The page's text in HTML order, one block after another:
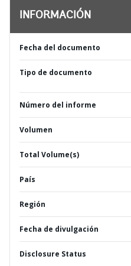
INFORMACIÓN
Fecha del documento
Tipo de documento
Número del informe
Volumen
Total Volume(s)
País
Región
Fecha de divulgación
Disclosure Status